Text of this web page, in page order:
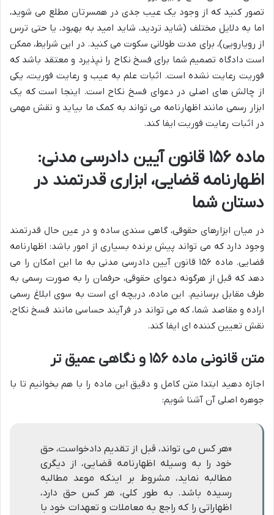
تصور کنید که از وجود یک عیب جدی در همسرتان مطلع می شوید،
اما به دلایل مختلف (شاید تردید، شاید امید به بهبود، یا حتی ترس
از رویارویی)، برای مدت طولانی سکوت می کنید. در این شرایط، ممکن
است دادگاه تصمیم شما برای فسخ نکاح را نپذیرد و معتقد باشد که
فوریت رعایت نشده است. اثبات علم به عیب و رعایت فوریت، یکی
از چالش های اصلی در دعوای فسخ نکاح است. اینجا است که یک
ابزار رسمی مانند اظهارنامه می تواند به کمک ما بیاید و نقش مهمی
در اثبات رعایت فوریت ایفا کند.
ماده ۱۵۶ قانون آیین دادرسی مدنی
:
اظهارنامه قضایی، ابزاری قدرتمند در
دستان شما
در میان ابزارهای حقوقی، گاهی سندی ساده و در عین حال قدرتمند
وجود دارد که می تواند پیش برنده بسیاری از امور باشد: اظهارنامه
قضایی. ماده ۱۵۶ قانون آیین دادرسی مدنی به ما این امکان را می
دهد که قبل از هرگونه دعوای حقوقی، حرفمان را به صورت رسمی به
طرف مقابل برسانیم. این ماده، دریچه ای است به سوی ابلاغ رسمی
اراده و مقاصد شما، که می تواند در فرآیند حساسی مانند فسخ نکاح،
نقش تعیین کننده ای ایفا کند.
متن قانونی ماده ۱۵۶ و نگاهی عمیق تر
اجازه دهید ابتدا متن کامل و دقیق این ماده را با هم بخوانیم تا با
جوهره اصلی آن آشنا شویم:
«هر کس می تواند، قبل از تقدیم دادخواست، حق
خود را به وسیله اظهارنامه قضایی، از دیگری
مطالبه نماید، مشروط بر اینکه موعد مطالبه
رسیده باشد. به طور کلی، هر کس حق دارد،
اظهاراتی را که راجع به معاملات و تعهدات خود با